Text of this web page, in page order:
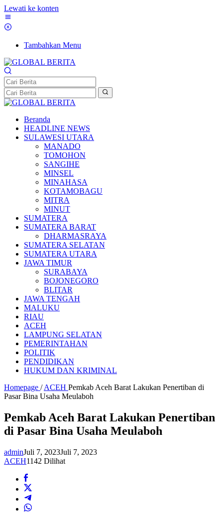
Lewati ke konten
Tambahkan Menu
Beranda
HEADLINE NEWS
SULAWESI UTARA
MANADO
TOMOHON
SANGIHE
MINSEL
MINAHASA
KOTAMOBAGU
MITRA
MINUT
SUMATERA
SUMATERA BARAT
DHARMASRAYA
SUMATERA SELATAN
SUMATERA UTARA
JAWA TIMUR
SURABAYA
BOJONEGORO
BLITAR
JAWA TENGAH
MALUKU
RIAU
ACEH
LAMPUNG SELATAN
PEMERINTAHAN
POLITIK
PENDIDIKAN
HUKUM DAN KRIMINAL
Homepage / ACEH Pemkab Aceh Barat Lakukan Penertiban di
Pasar Bina Usaha Meulaboh
Pemkab Aceh Barat Lakukan Penertiban
di Pasar Bina Usaha Meulaboh
adminJuli 7, 2023Juli 7, 2023
ACEH1142 Dilihat